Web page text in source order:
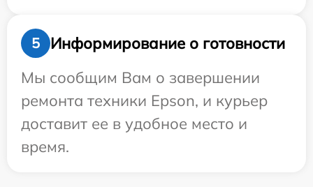
5
Информирование о готовности
Мы сообщим Вам о завершении
ремонта техники Epson, и курьер
доставит ее в удобное место и
время.